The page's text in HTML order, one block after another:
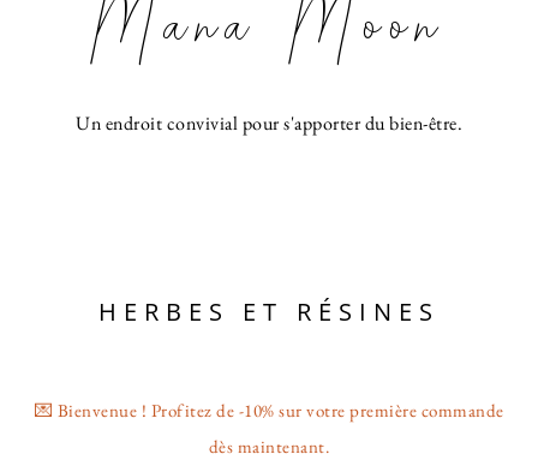
Mana Moon
Un endroit convivial pour s'apporter du bien-être.
HERBES ET RÉSINES
💌 Bienvenue ! Profitez de -10% sur votre première commande
dès maintenant.